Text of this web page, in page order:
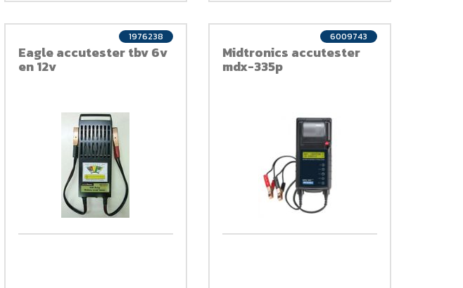
Eagle accutester tbv 6v
en 12v
1976238
Midtronics accutester
mdx-335p
6009743